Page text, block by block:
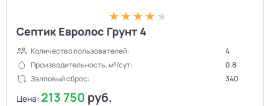
Септик Евролос Грунт 4
Количество пользователей:
4
Производительность, м³/сут:
0.8
Залповый сброс:
340
Цена: 213 750 руб.